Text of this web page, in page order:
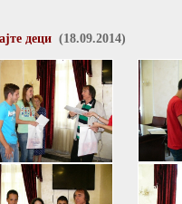
деци (18.09.2014)